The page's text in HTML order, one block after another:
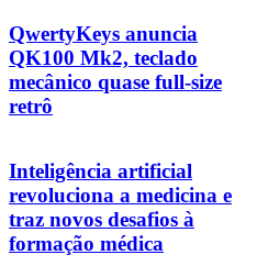
QwertyKeys anuncia
QK100 Mk2, teclado
mecânico quase full-size
retrô
Inteligência artificial
revoluciona a medicina e
traz novos desafios à
formação médica